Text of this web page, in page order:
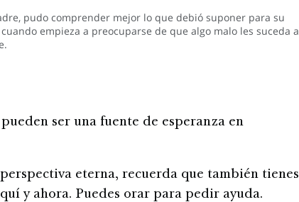
pudo comprender mejor lo que debió suponer para su
empieza a preocuparse de que algo malo les suceda a
ser una fuente de esperanza en
eterna, recuerda que también tienes
y ahora. Puedes orar para pedir ayuda.